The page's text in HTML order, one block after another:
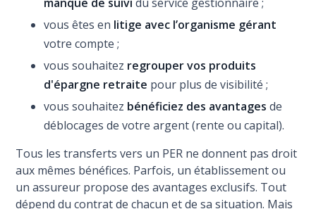
vous êtes en litige avec l’organisme gérant
votre compte ;
vous souhaitez regrouper vos produits
d'épargne retraite pour plus de visibilité ;
vous souhaitez bénéficiez des avantages de
déblocages de votre argent (rente ou capital).
Tous les transferts vers un PER ne donnent pas droit
aux mêmes bénéfices. Parfois, un établissement ou
un assureur propose des avantages exclusifs. Tout
dépend du contrat de chacun et de sa situation. Mais